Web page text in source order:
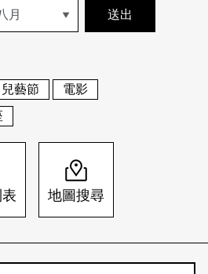
English
登入/註冊
兒藝節
電影
地圖搜尋